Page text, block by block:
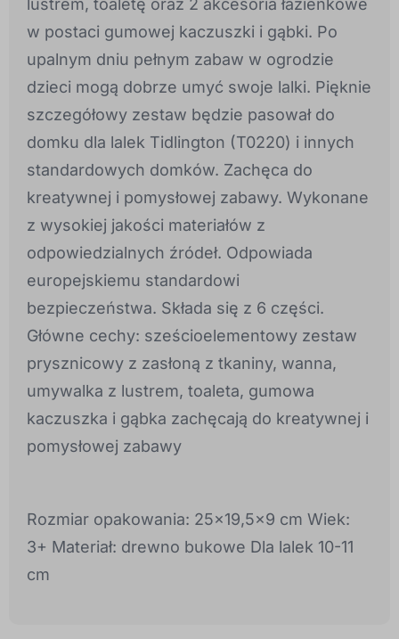
lustrem, toaletę oraz 2 akcesoria łazienkowe
w postaci gumowej kaczuszki i gąbki. Po
upalnym dniu pełnym zabaw w ogrodzie
dzieci mogą dobrze umyć swoje lalki. Pięknie
szczegółowy zestaw będzie pasował do
domku dla lalek Tidlington (T0220) i innych
standardowych domków. Zachęca do
kreatywnej i pomysłowej zabawy. Wykonane
z wysokiej jakości materiałów z
odpowiedzialnych źródeł. Odpowiada
europejskiemu standardowi
bezpieczeństwa. Składa się z 6 części.
Główne cechy: sześcioelementowy zestaw
prysznicowy z zasłoną z tkaniny, wanna,
umywalka z lustrem, toaleta, gumowa
kaczuszka i gąbka zachęcają do kreatywnej i
pomysłowej zabawy
Rozmiar opakowania: 25x19,5x9 cm Wiek:
3+ Materiał: drewno bukowe Dla lalek 10-11
cm